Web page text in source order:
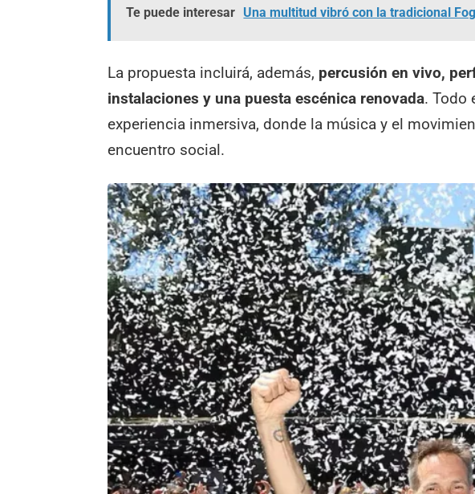
Te puede interesar Una multitud vibró con la tradicional
La propuesta incluirá, además, percusión en vivo,
instalaciones y una puesta escénica renovada. Todo
experiencia inmersiva, donde la música y el
encuentro social.